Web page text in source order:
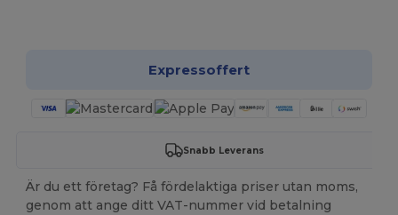
Expressoffert
Snabb Leverans
Är du ett företag? Få fördelaktiga priser utan moms,
genom att ange ditt VAT-nummer vid betalning